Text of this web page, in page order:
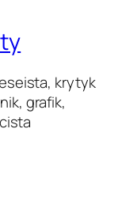
krytyk
grafik,